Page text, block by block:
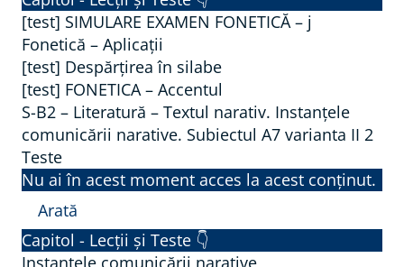
o
r
b
i
r
i
i
d
i
r
e
r
t
o
g
a
f
i
e
ș
i
r
a
t
u
ă
–
T
e
x
-
B
2
–
G
r
a
m
a
t
[test] SIMULARE EXAMEN FONETICĂ – j
Fonetică – Aplicații
[test] Despărțirea în silabe
[test] FONETICA – Accentul
S-B2 – Literatură – Textul narativ. Instanțele
comunicării narative. Subiectul A7 varianta II 2
Teste
Nu ai în acest moment acces la acest conținut.
Arată
S
-
Capitol - Lecții și Teste 👇
Instanțele comunicării narative